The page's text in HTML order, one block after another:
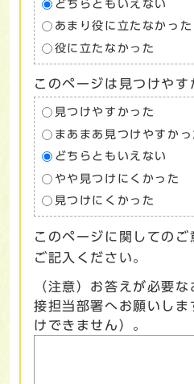
どちらともいえない
あまり役に立たなかった
役に立たなかった
このページは見つけやす
見つけやすかった
まあまあ見つけやすかっ
どちらともいえない
やや見つけにくかった
見つけにくかった
このページに関してのご
ご記入ください。
（注意）お答えが必要
接担当部署へお願いしま
けできません）。